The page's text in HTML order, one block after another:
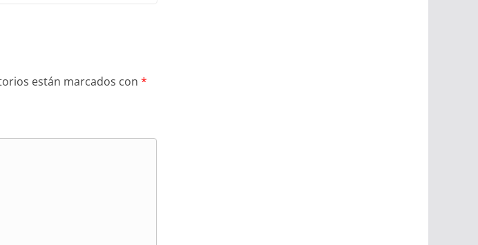
están marcados con *